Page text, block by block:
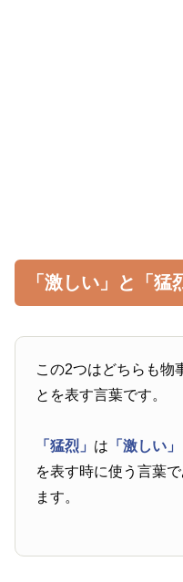
「激しい」と「猛
この2つはどちらも物
とを表す言葉です。
「猛烈」 は 「激しい」
を表す時に使う言葉
ます。